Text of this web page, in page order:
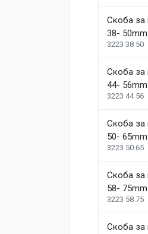
Post Your
Скоба за
38- 50mm.
3223 38 50
Скоба за
44- 56mm.
3223 44 56
Скоба за
50- 65mm.
3223 50 65
Скоба за
58- 75mm.
3223 58 75
Скоба за